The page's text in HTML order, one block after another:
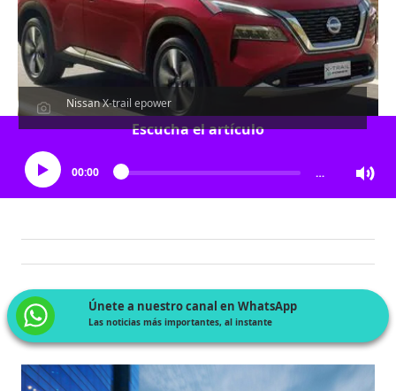
Nissan X-trail epower
Escucha el artículo
00:00 …
Únete a nuestro canal en WhatsApp
Las noticias más importantes, al instante